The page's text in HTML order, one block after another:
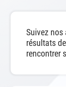
Suivez
résultats
rencontrer